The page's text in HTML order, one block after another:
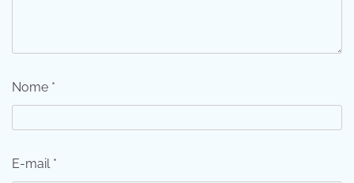
Nome *
E-mail *